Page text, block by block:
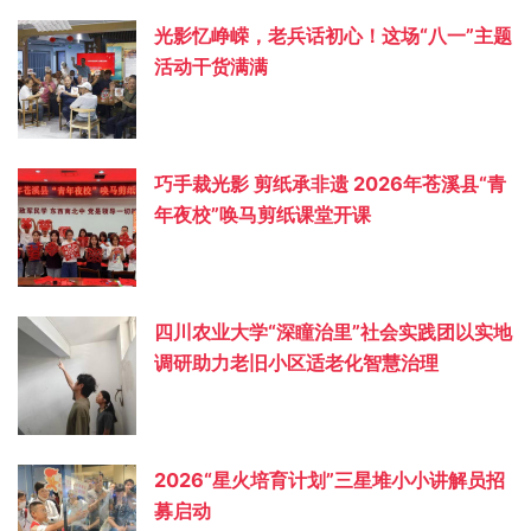
光影忆峥嵘，老兵话初心！这场“八一”主题
活动干货满满
巧手裁光影 剪纸承非遗 2026年苍溪县“青
年夜校”唤马剪纸课堂开课
四川农业大学“深瞳治里”社会实践团以实地
调研助力老旧小区适老化智慧治理
2026“星火培育计划”三星堆小小讲解员招
募启动